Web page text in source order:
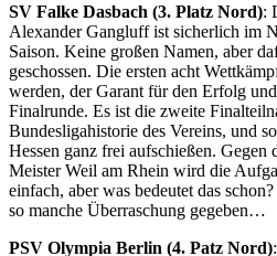
SV Falke Dasbach (3. Platz Nord):
Alexander Gangluff ist sicherlich im
Saison. Keine großen Namen, aber
geschossen. Die ersten acht
werden, der Garant für den Erfolg
Finalrunde. Es ist die zweite
Bundesligahistorie des Vereins, und
Hessen ganz frei aufschießen. Gegen
Meister Weil am Rhein wird die
einfach, aber was bedeutet das
so manche Überraschung gegeben…
PSV Olympia Berlin (4. Patz Nord)